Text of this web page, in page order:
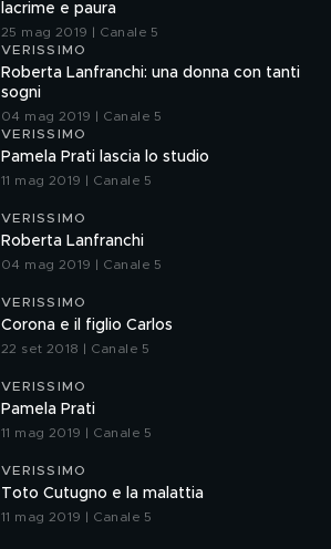
lacrime e paura
25 mag 2019 | Canale 5
VERISSIMO
Roberta Lanfranchi: una donna con tanti
sogni
04 mag 2019 | Canale 5
VERISSIMO
Pamela Prati lascia lo studio
11 mag 2019 | Canale 5
VERISSIMO
Roberta Lanfranchi
04 mag 2019 | Canale 5
VERISSIMO
Corona e il figlio Carlos
22 set 2018 | Canale 5
VERISSIMO
Pamela Prati
11 mag 2019 | Canale 5
VERISSIMO
Toto Cutugno e la malattia
11 mag 2019 | Canale 5